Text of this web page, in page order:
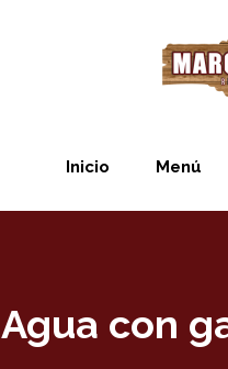
Inicio Menú
Agua con